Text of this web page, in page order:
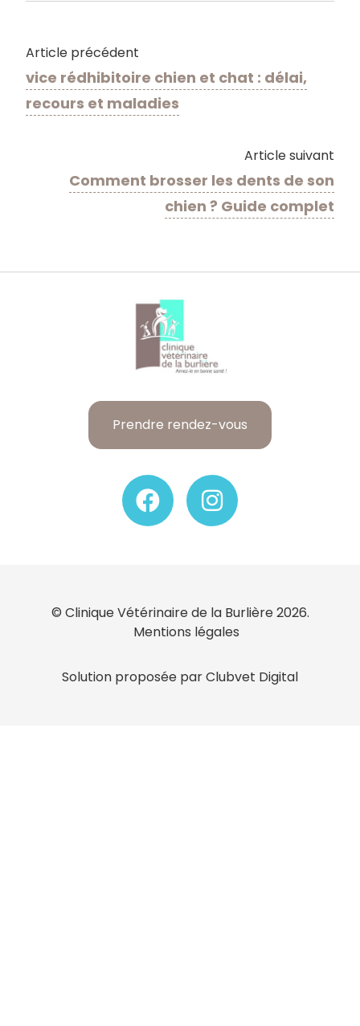
Article précédent
vice rédhibitoire chien et chat : délai,
recours et maladies
Article suivant
Comment brosser les dents de son
chien ? Guide complet
Prendre rendez-vous
© Clinique Vétérinaire de la Burlière 2026.
Mentions légales
Solution proposée par Clubvet Digital